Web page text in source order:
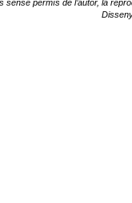
sense permís de l’autor, la